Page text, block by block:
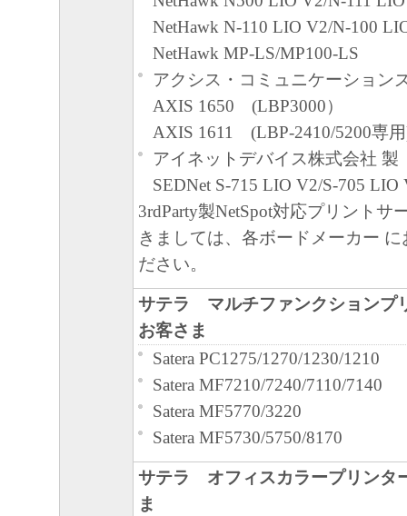
本契約書のいずれかの条項またはその
無効であると決定された場合でも、そ
に有効に存続するものとします。
キヤノン株式会社
NetHawk N-110 LIO V2/N-100
NetHawk MP-LS/MP100-LS
アクシス・コミュニケーション
AXIS 1650 (LBP3000）
AXIS 1611 (LBP-2410/5200専
アイネットデバイス株式会社 製
SEDNet S-715 LIO V2/S-705
3rdParty製NetSpot対応プリントサ
きましては、各ボードメーカー
ださい。
サテラ マルチファンクションプ
お客さま
Satera PC1275/1270/1230/1210
Satera MF7210/7240/7110/7140
Satera MF5770/3220
Satera MF5730/5750/8170
サテラ オフィスカラープリンタ
ま